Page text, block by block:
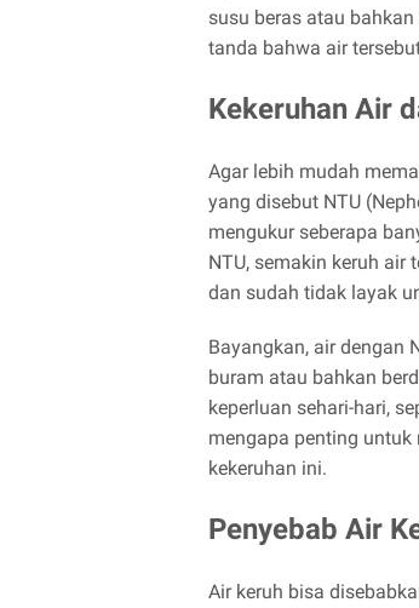
susu beras atau
tanda bahwa air
Kekeruhan Air
Agar lebih mudah
yang disebut NTU
mengukur seberapa
NTU, semakin keruh air
dan sudah tidak layak
Bayangkan, air dengan
buram atau bahkan
keperluan sehari-hari,
mengapa penting
kekeruhan ini.
Penyebab Air
Air keruh bisa